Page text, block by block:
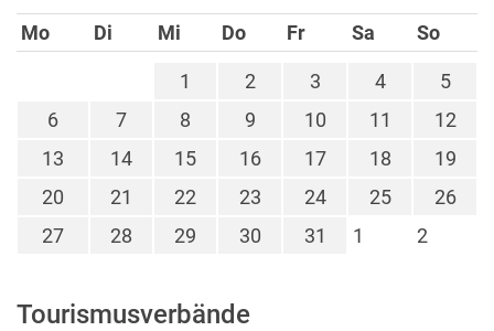
Mo Di Mi Do Fr Sa So
1 2 3 4
5
6
7 8 9 10 11
12
13
14 15 16 17 18
19
20
21 22 23 24 25
26
27
28 29 30 31 1 2
Tourismusverbände